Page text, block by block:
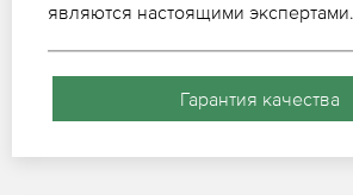
являются настоящими экспертами.
Гарантия качества